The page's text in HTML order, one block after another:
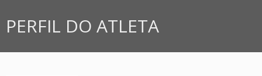
PERFIL DO ATLETA